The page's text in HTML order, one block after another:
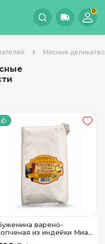
0
Мясные
варено-
из индейки Миа-